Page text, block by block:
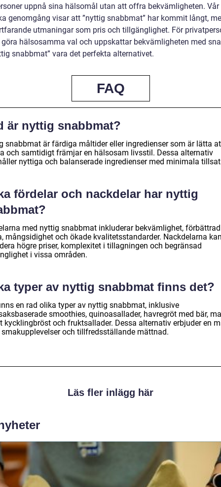
uppnå sina hälsomål utan att offra bekvämligheten. Vår
genomgång visar att ”nyttig snabbmat” har kommit långt,
utmaningar som pris och tillgänglighet. För
hälsosamma val och uppskattar bekvämligheten med
snabbmat” vara det perfekta alternativet.
FAQ
är nyttig snabbmat?
snabbmat är färdiga måltider eller ingredienser som är lätta
och samtidigt främjar en hälsosam livsstil. Dessa alternativ
nyttiga och balanserade ingredienser med minimala
fördelar och nackdelar har nyttig
med nyttig snabbmat inkluderar bekvämlighet, förbättrad
mångsidighet och ökade kvalitetsstandarder. Nackdelarna
högre priser, komplexitet i tillagningen och begränsad
i vissa områden.
typer av nyttig snabbmat finns det?
en rad olika typer av nyttig snabbmat, inklusive
smoothies, quinoasallader, havregröt med bär,
kycklingbröst och fruktsallader. Dessa alternativ erbjuder en
och tillfredsställande mättnad.
Läs fler inlägg här